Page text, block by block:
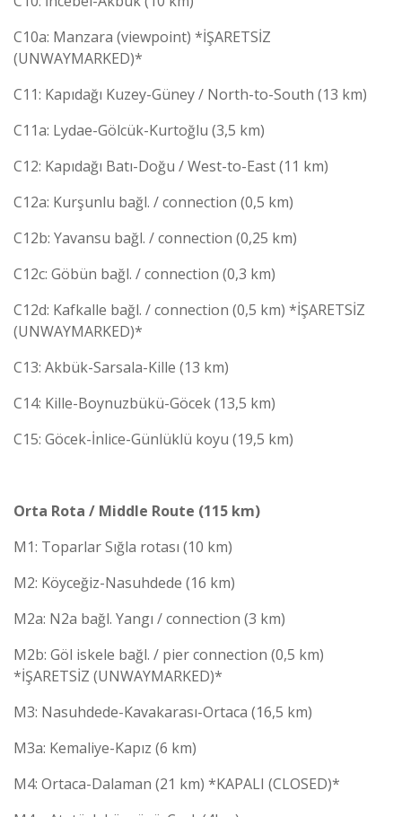
C10a: Manzara (viewpoint) *İŞARETSİZ
(UNWAYMARKED)*
C11: Kapıdağı Kuzey-Güney / North-to-South (13 km)
C11a: Lydae-Gölcük-Kurtoğlu (3,5 km)
C12: Kapıdağı Batı-Doğu / West-to-East (11 km)
C12a: Kurşunlu bağl. / connection (0,5 km)
C12b: Yavansu bağl. / connection (0,25 km)
C12c: Göbün bağl. / connection (0,3 km)
C12d: Kafkalle bağl. / connection (0,5 km) *İŞARETSİZ
(UNWAYMARKED)*
C13: Akbük-Sarsala-Kille (13 km)
C14: Kille-Boynuzbükü-Göcek (13,5 km)
C15: Göcek-İnlice-Günlüklü koyu (19,5 km)
Orta Rota / Middle Route (115 km)
M1: Toparlar Sığla rotası (10 km)
M2: Köyceğiz-Nasuhdede (16 km)
M2a: N2a bağl. Yangı / connection (3 km)
M2b: Göl iskele bağl. / pier connection (0,5 km)
*İŞARETSİZ (UNWAYMARKED)*
M3: Nasuhdede-Kavakarası-Ortaca (16,5 km)
M3a: Kemaliye-Kapız (6 km)
M4: Ortaca-Dalaman (21 km) *KAPALI (CLOSED)*